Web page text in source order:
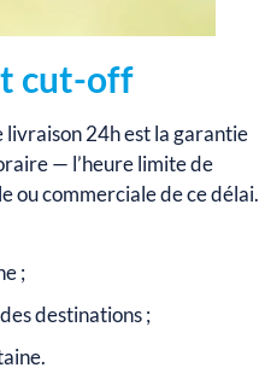
cut-off
livraison 24h est la garantie
— l’heure limite de
ou commerciale de ce délai.
;
destinations ;